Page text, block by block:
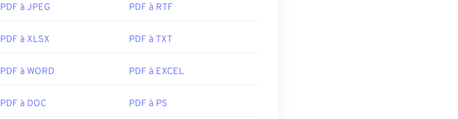
PDF à JPEG PDF à RTF
PDF à XLSX PDF à TXT
PDF à WORD PDF à EXCEL
PDF à DOC PDF à PS